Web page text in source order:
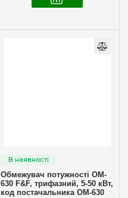
Обмежувач потужності OM-
630 F&F, трифазний, 5-50 кВт,
код постачальника OM-630